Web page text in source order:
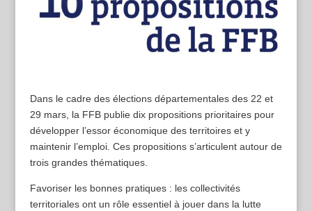
Dans le cadre des élections départementales des 22 et
29 mars, la FFB publie dix propositions prioritaires pour
développer l’essor économique des territoires et y
maintenir l’emploi. Ces propositions s’articulent autour de
trois grandes thématiques.
Favoriser les bonnes pratiques : les collectivités
territoriales ont un rôle essentiel à jouer dans la lutte